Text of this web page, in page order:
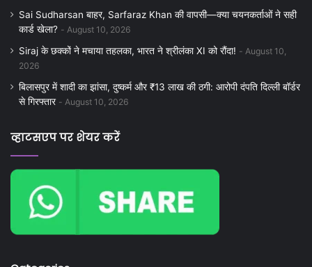
Sai Sudharsan बाहर, Sarfaraz Khan की वापसी—क्या चयनकर्ताओं ने सही
कार्ड खेला?
August 10, 2026
Siraj के छक्कों ने मचाया तहलका, भारत ने श्रीलंका XI को रौंदा!
August 10,
2026
बिलासपुर में शादी का झांसा, दुष्कर्म और ₹13 लाख की ठगी: आरोपी दंपति दिल्ली बॉर्डर
से गिरफ्तार
August 10, 2026
व्हाटसएप पर शेयर करें